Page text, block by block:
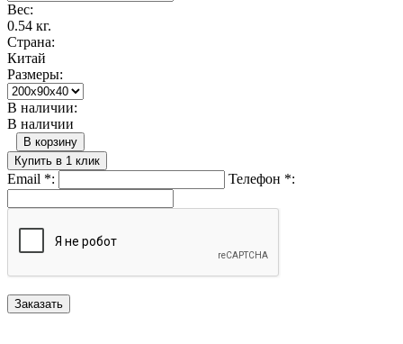
Вес:
0.54 кг.
Страна:
Китай
Размеры:
В наличии:
В наличии
В корзину
Купить в 1 клик
Email *: Телефон *: